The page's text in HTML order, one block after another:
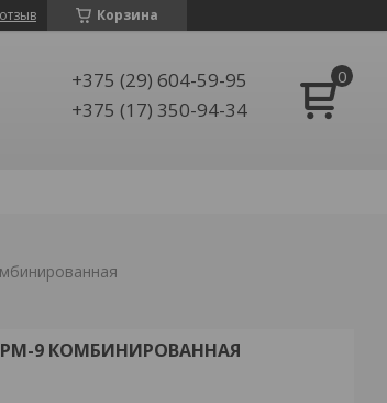
Корзина
+375 (29) 604-59-95
+375 (17) 350-94-34
9 КОМБИНИРОВАННАЯ